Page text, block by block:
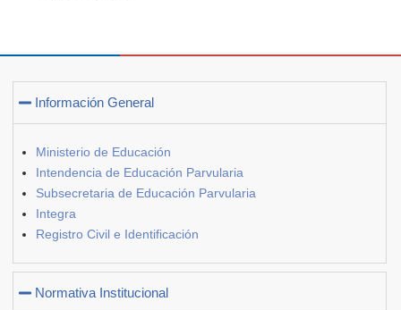
Información General
Ministerio de Educación
Intendencia de Educación Parvularia
Subsecretaria de Educación Parvularia
Integra
Registro Civil e Identificación
Normativa Institucional